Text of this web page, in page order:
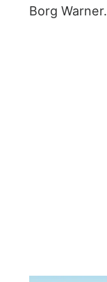
Borg Warner.